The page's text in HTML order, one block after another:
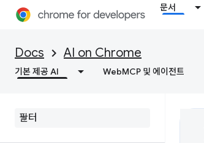
문서
Docs AI on Chrome
기본 제공 AI WebMCP 및 에이전트